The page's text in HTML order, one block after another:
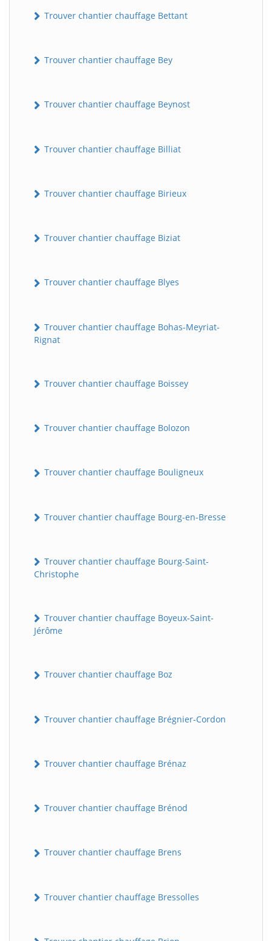
Trouver chantier chauffage Bettant
Trouver chantier chauffage Bey
Trouver chantier chauffage Beynost
Trouver chantier chauffage Billiat
Trouver chantier chauffage Birieux
Trouver chantier chauffage Biziat
Trouver chantier chauffage Blyes
Trouver chantier chauffage Bohas-Meyriat-
Rignat
Trouver chantier chauffage Boissey
Trouver chantier chauffage Bolozon
Trouver chantier chauffage Bouligneux
Trouver chantier chauffage Bourg-en-Bresse
Trouver chantier chauffage Bourg-Saint-
Christophe
Trouver chantier chauffage Boyeux-Saint-
Jérôme
Trouver chantier chauffage Boz
Trouver chantier chauffage Brégnier-Cordon
Trouver chantier chauffage Brénaz
Trouver chantier chauffage Brénod
Trouver chantier chauffage Brens
Trouver chantier chauffage Bressolles